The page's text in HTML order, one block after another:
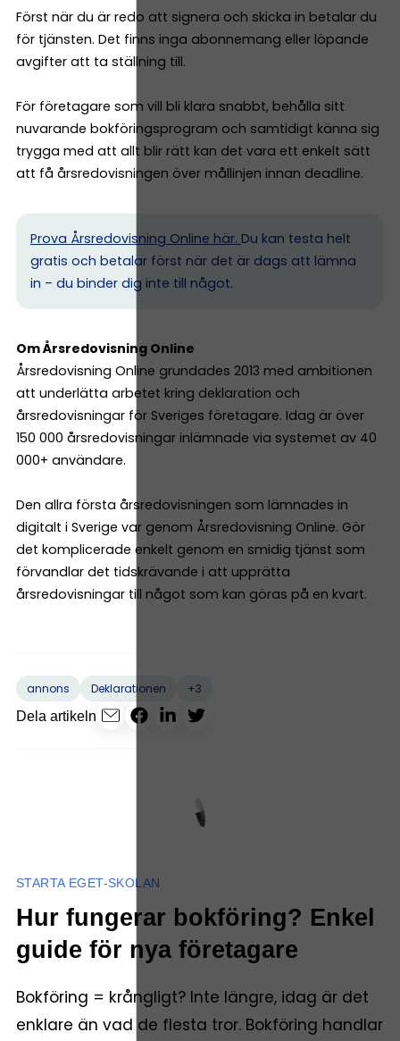
Först när du är redo att signera och skicka in betalar du
för tjänsten. Det finns inga abonnemang eller löpande
avgifter att ta ställning till.
För företagare som vill bli klara snabbt, behålla sitt
nuvarande bokföringsprogram och samtidigt känna sig
trygga med att allt blir rätt kan det vara ett enkelt sätt
att få årsredovisningen över mållinjen innan deadline.
Prova Årsredovisning Online här. Du kan testa helt
gratis och betalar först när det är dags att lämna
in – du binder dig inte till något.
Om Årsredovisning Online
Årsredovisning Online grundades 2013 med ambitionen
att underlätta arbetet kring deklaration och
årsredovisningar för Sveriges företagare. Idag är över
150 000 årsredovisningar inlämnade via systemet av 40
000+ användare.
Den allra första årsredovisningen som lämnades in
digitalt i Sverige var genom Årsredovisning Online. Gör
det komplicerade enkelt genom en smidig tjänst som
förvandlar det tidskrävande i att upprätta
årsredovisningar till något som kan göras på en kvart.
annons Deklarationen
+3
Dela artikeln
STARTA EGET-SKOLAN
Hur fungerar bokföring? Enkel
guide för nya företagare
Bokföring = krångligt? Inte längre, idag är det
enklare än vad de flesta tror. Bokföring handlar